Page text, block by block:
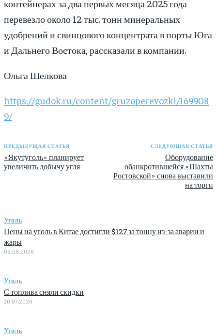
контейнерах за два первых месяца 2025 года
перевезло около 12 тыс. тонн минеральных
удобрений и свинцового концентрата в порты Юга
и Дальнего Востока, рассказали в ­компании.
Ольга Шелкова
https://gudok.ru/content/gruzoperevozki/169908
9/
ПРЕДЫДУЩАЯ СТАТЬЯ
«Якутуголь» планирует
увеличить добычу угля
СЛЕДУЮЩАЯ СТАТЬЯ
Оборудование
обанкротившейся «Шахты
Ростовской» снова выставили
на торги
Уголь
Цены на уголь в Китае достигли $127 за тонну из-за аварии и
жары
06.08.2026
Уголь
С топлива сняли скидки
30.07.2026
Уголь